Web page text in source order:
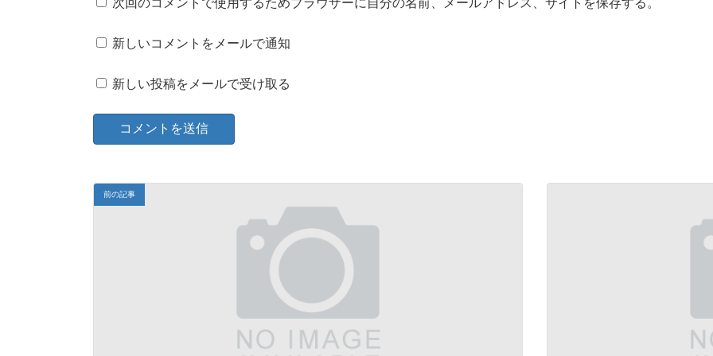
新しいコメントをメールで通知
新しい投稿をメールで受け取る
前の記事